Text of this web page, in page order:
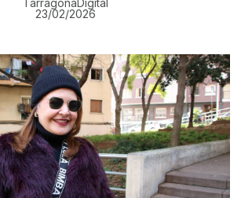
TarragonaDigital
23/02/2026